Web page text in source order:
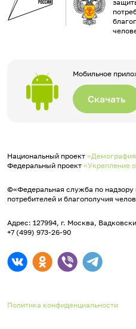
Мобильное
Скачать
Национальный проект
Федеральный проект «Укрепление
©«Федеральная служба по
потребителей и благополучия
Адрес: 127994, г. Москва,
+7 (499) 973-26-90
Политика конфиденциальности